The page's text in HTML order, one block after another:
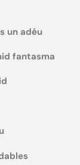
un adéu
fantasma